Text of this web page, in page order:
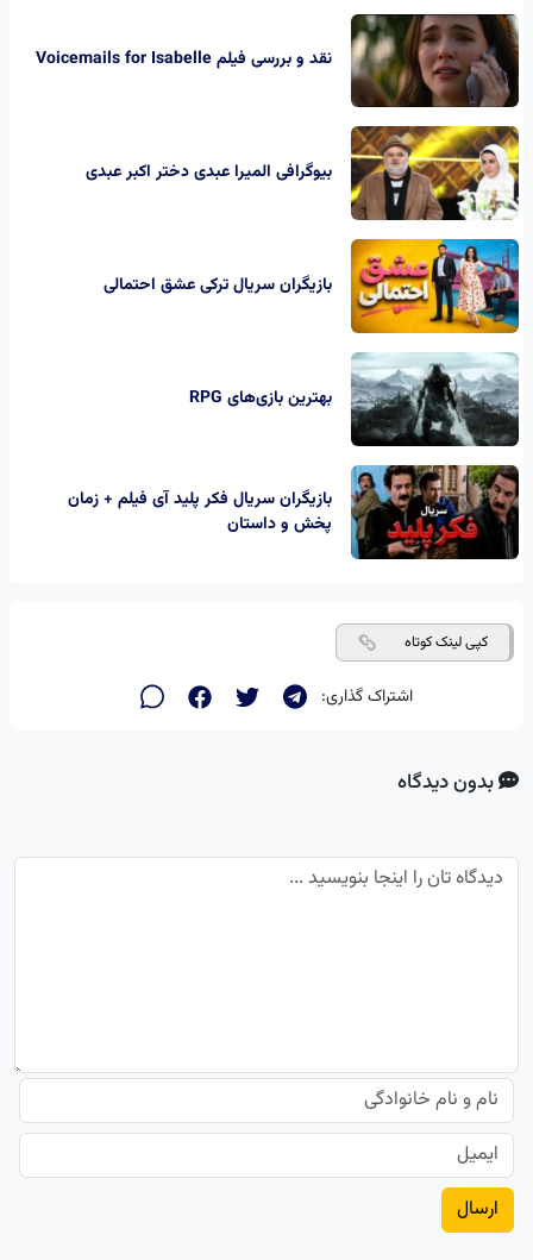
نقد و بررسی فیلم Voicemails for Isabelle
بیوگرافی المیرا عبدی دختر اکبر عبدی
بازیگران سریال ترکی عشق احتمالی
بهترین بازی‌های RPG
بازیگران سریال فکر پلید آی فیلم + زمان
پخش و داستان
کپی لینک کوتاه
اشتراک گذاری:
بدون دیدگاه